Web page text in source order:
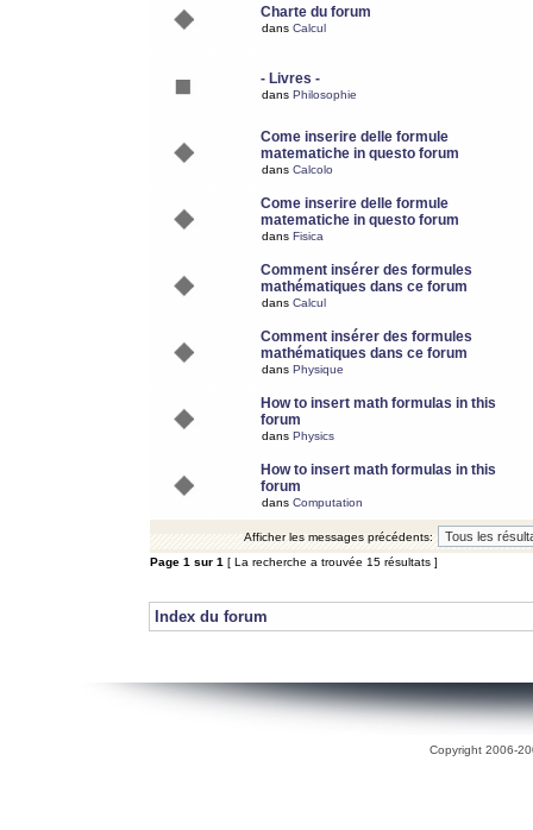
Charte du forum
dans Calcul
- Livres -
dans Philosophie
Come inserire delle formule
matematiche in questo forum
dans Calcolo
Come inserire delle formule
matematiche in questo forum
dans Fisica
Comment insérer des formules
mathématiques dans ce forum
dans Calcul
Comment insérer des formules
mathématiques dans ce forum
dans Physique
How to insert math formulas in this
forum
dans Physics
How to insert math formulas in this
forum
dans Computation
Afficher les messages précédents:
Page 1 sur 1 [ La recherche a trouvée 15 résultats ]
Index du forum
Copyright 2006-